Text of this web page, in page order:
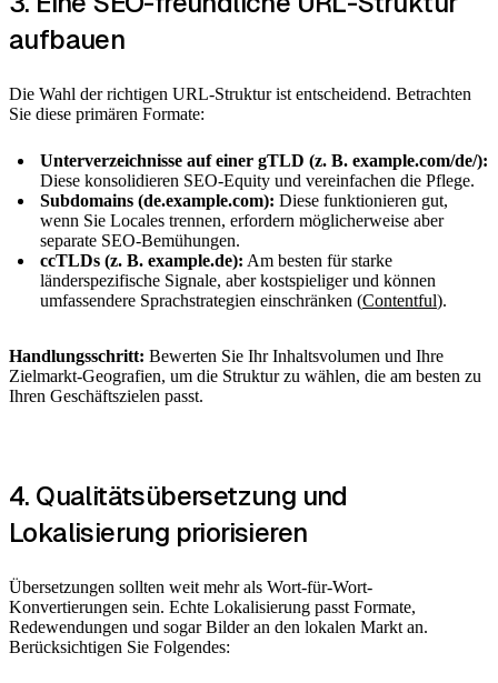
aufbauen
Die Wahl der richtigen URL-Struktur ist entscheidend. Betrachten
Sie diese primären Formate:
Unterverzeichnisse auf einer gTLD (z. B. example.com/de/):
Diese konsolidieren SEO-Equity und vereinfachen die Pflege.
Subdomains (de.example.com): Diese funktionieren gut,
wenn Sie Locales trennen, erfordern möglicherweise aber
separate SEO-Bemühungen.
ccTLDs (z. B. example.de): Am besten für starke
länderspezifische Signale, aber kostspieliger und können
umfassendere Sprachstrategien einschränken (Contentful).
Handlungsschritt: Bewerten Sie Ihr Inhaltsvolumen und Ihre
Zielmarkt-Geografien, um die Struktur zu wählen, die am besten zu
Ihren Geschäftszielen passt.
4. Qualitätsübersetzung und
Lokalisierung priorisieren
Übersetzungen sollten weit mehr als Wort-für-Wort-
Konvertierungen sein. Echte Lokalisierung passt Formate,
Redewendungen und sogar Bilder an den lokalen Markt an.
Berücksichtigen Sie Folgendes: